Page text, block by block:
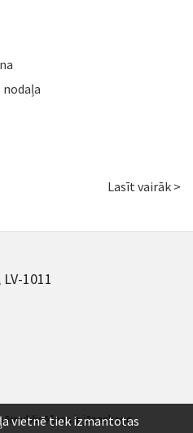
Lasīt vairāk >
1011
ir jāsaskaņo.
vietnē tiek izmantotas